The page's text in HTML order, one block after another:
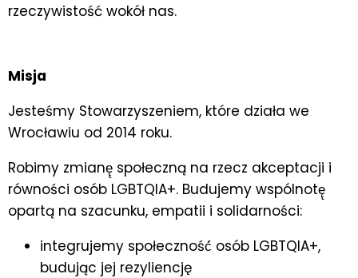
rzeczywistość wokół nas.
Misja
Jesteśmy Stowarzyszeniem, które działa we
Wrocławiu od 2014 roku.
Robimy zmianę̨ społeczną na rzecz akceptacji i
równości osób LGBTQIA+. Budujemy wspólnotę̨
opartą na szacunku, empatii i solidarności:
integrujemy społeczność́ osób LGBTQIA+,
budując jej rezyliencję